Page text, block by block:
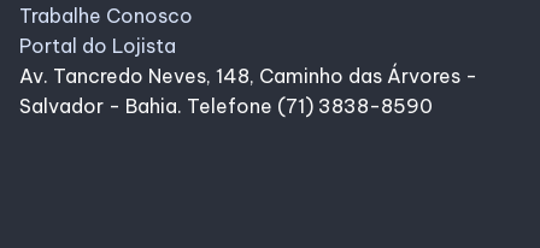
Trabalhe Conosco
Portal do Lojista
Av. Tancredo Neves, 148, Caminho das Árvores -
Salvador - Bahia. Telefone (71) 3838-8590